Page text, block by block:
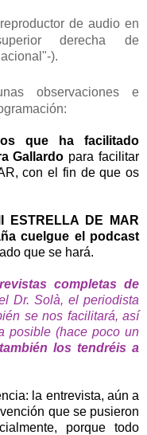
de audio en
derecha de
).
observaciones e
que ha facilitado
Gallardo para facilitar
con el fin de que os
ESTRELLA DE MAR
cuelgue el
podcast
que se hará.
completas de
Dr. Solà, el periodista
se nos facilitará, así
posible (hace poco un
también los tendréis a
la entrevista, aún a
que se pusieron
porque todo